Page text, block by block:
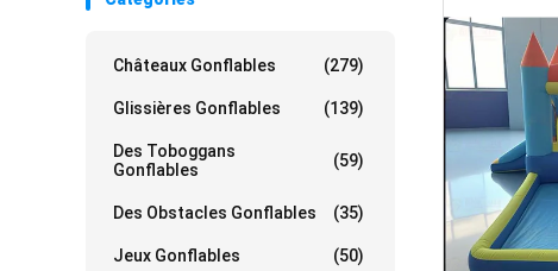
Châteaux Gonflables (279)
Glissières Gonflables (139)
Des Toboggans
Gonflables
(59)
Des Obstacles Gonflables (35)
Jeux Gonflables (50)